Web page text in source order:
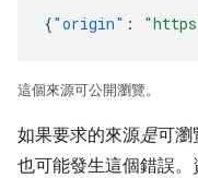
{"origin" :
這個來源可公開瀏覽。
如果要求的來源是可瀏
也可能發生這個錯誤